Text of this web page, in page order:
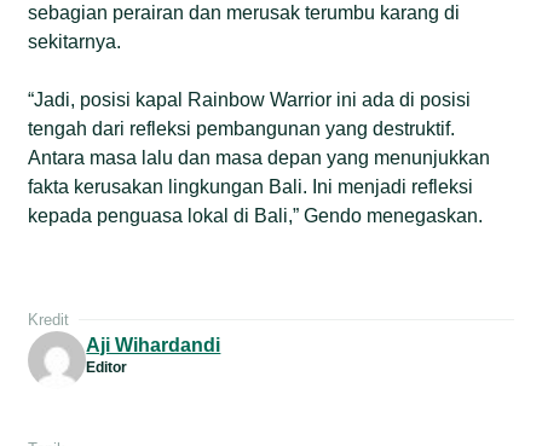
sebagian perairan dan merusak terumbu karang di
sekitarnya.
“Jadi, posisi kapal Rainbow Warrior ini ada di posisi
tengah dari refleksi pembangunan yang destruktif.
Antara masa lalu dan masa depan yang menunjukkan
fakta kerusakan lingkungan Bali. Ini menjadi refleksi
kepada penguasa lokal di Bali,” Gendo menegaskan.
Kredit
Aji Wihardandi
Editor